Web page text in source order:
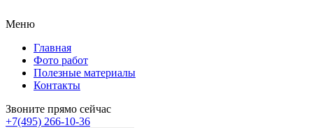
Меню
Главная
Фото работ
Полезные материалы
Контакты
Звоните прямо сейчас
+7(495) 266-10-36